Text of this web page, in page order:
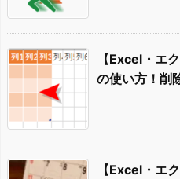
【Excel・エ
の使い方！削
【Excel・エ